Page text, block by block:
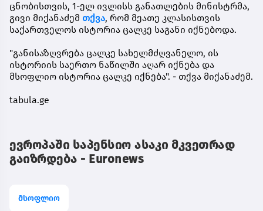
ცნობისთვის, 1-ელ ივლისს განათლების მინისტრმა,
გივი მიქანაძემ თქვა, რომ მეათე კლასისთვის
საქართველოს ისტორია ცალკე საგანი იქნებოდა.
"განისაზღვრება ცალკე სახელმძღვანელო, ის
ისტორიის საერთო ნაწილში აღარ იქნება და
მსოფლიო ისტორია ცალკე იქნება". - თქვა მიქანაძემ.
tabula.ge
ევროპაში საპენსიო ასაკი მკვეთრად
გაიზრდება - Euronews
მსოფლიო